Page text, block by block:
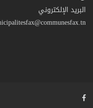
البريد الإلكتروني